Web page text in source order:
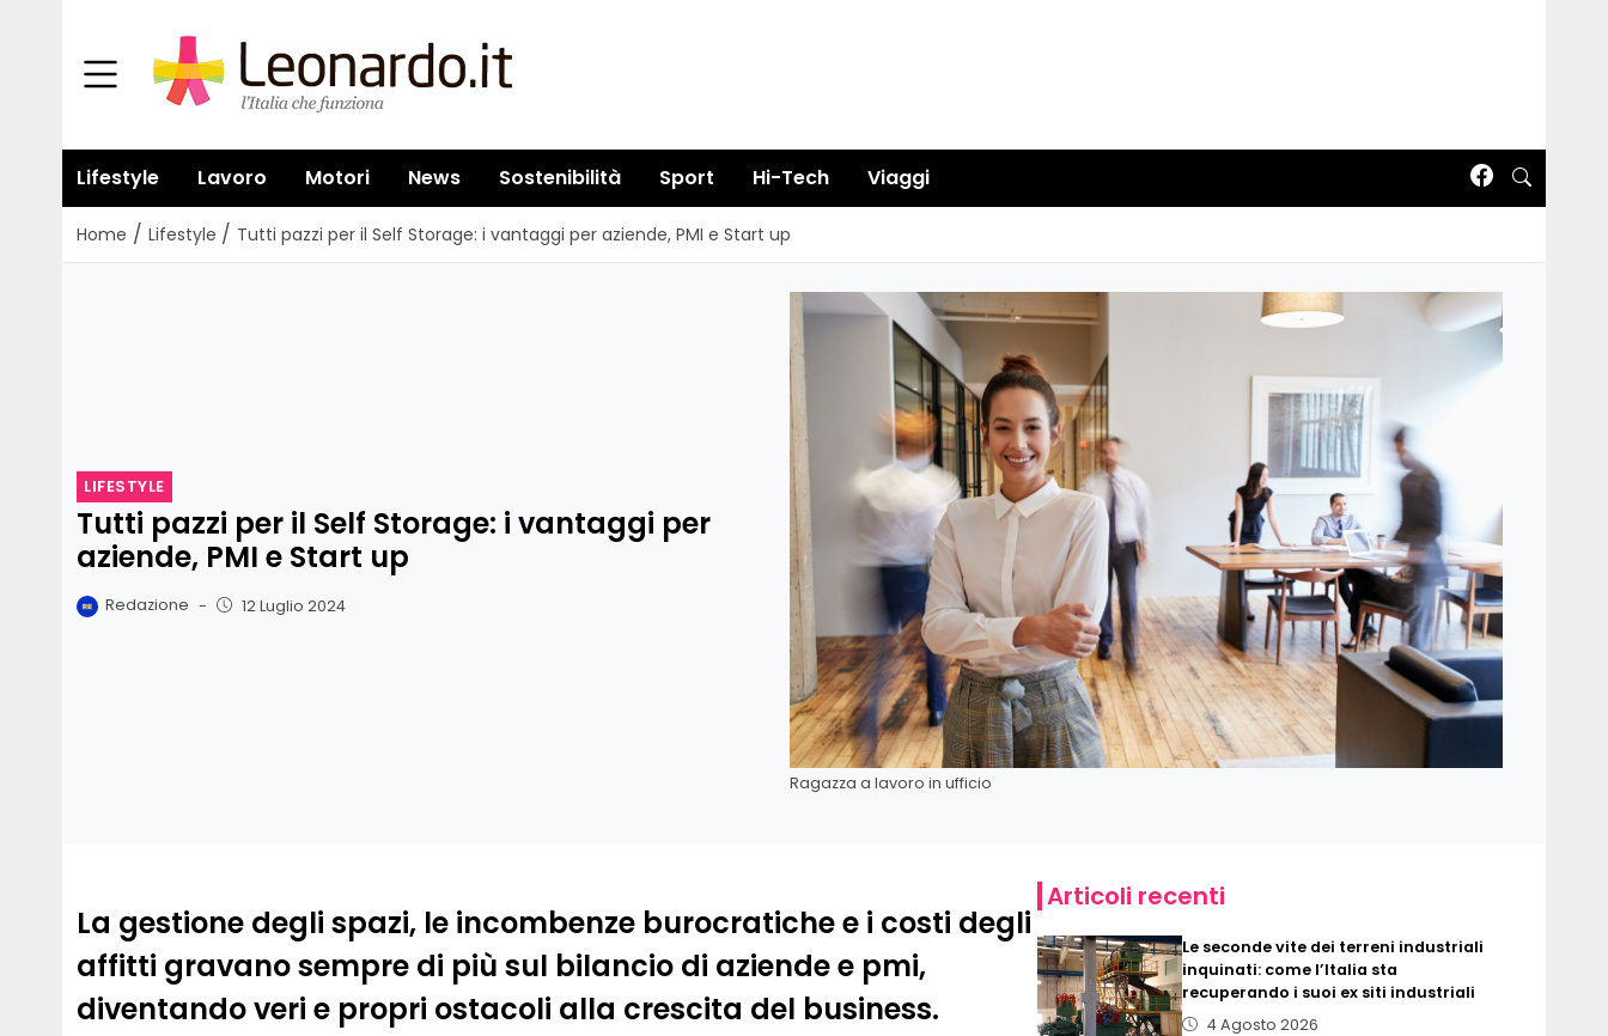
Lifestyle Lavoro Motori News Sostenibilità Sport Hi-Tech Viaggi
Home / Lifestyle / Tutti pazzi per il Self Storage: i vantaggi per aziende, PMI e Start up
LIFESTYLE
Tutti pazzi per il Self Storage: i vantaggi per
aziende, PMI e Start up
Redazione - 12 Luglio 2024
Ragazza a lavoro in ufficio
La gestione degli spazi, le incombenze burocratiche e i costi degli
affitti gravano sempre di più sul bilancio di aziende e pmi,
diventando veri e propri ostacoli alla crescita del business.
Articoli recenti
Le seconde vite dei terreni industriali
inquinati: come l’Italia sta
recuperando i suoi ex siti industriali
4 Agosto 2026